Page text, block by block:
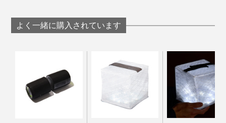
よく一緒に購入されています